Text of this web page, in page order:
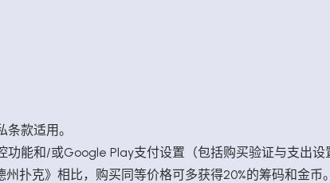
条款适用。
能和/或Google Play支付设置（包括购买验证与支出
扑克》相比，购买同等价格可多获得20%的筹码和金